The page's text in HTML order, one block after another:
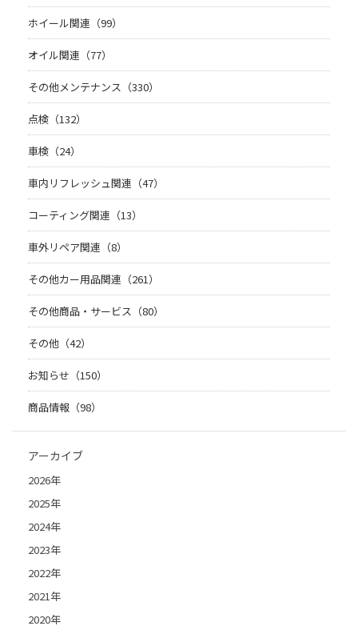
ホイール関連（99）
オイル関連（77）
その他メンテナンス（330）
点検（132）
車検（24）
車内リフレッシュ関連（47）
コーティング関連（13）
車外リペア関連（8）
その他カー用品関連（261）
その他商品・サービス（80）
その他（42）
お知らせ（150）
商品情報（98）
アーカイブ
2026年
2025年
2024年
2023年
2022年
2021年
2020年